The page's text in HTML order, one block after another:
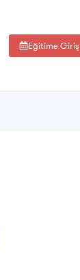
Eğitime Giriş